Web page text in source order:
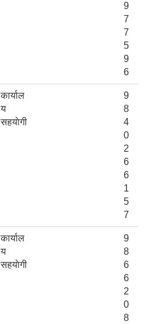
9
7
7
5
9
6
कार्याल
य
सहयाेगी
9
8
4
0
2
6
6
1
5
7
कार्याल
य
सहयाेगी
9
8
6
6
2
0
8